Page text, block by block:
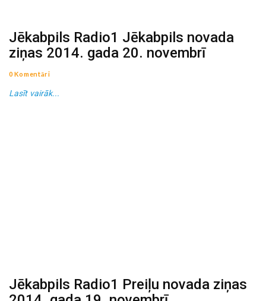
Jēkabpils Radio1 Jēkabpils novada
ziņas 2014. gada 20. novembrī
0 Komentāri
Lasīt vairāk...
Jēkabpils Radio1 Preiļu novada ziņas